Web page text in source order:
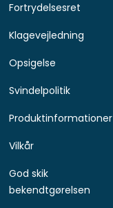
Fortrydelsesret
Klagevejledning
Opsigelse
Svindelpolitik
Produktinformationer
Vilkår
God skik
bekendtgørelsen